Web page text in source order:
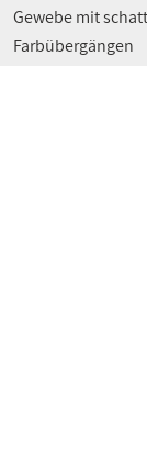
Gewebe mit
Farbübergängen